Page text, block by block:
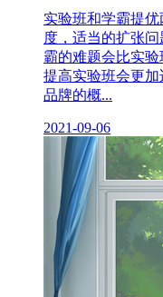
实验班和学霸提
度，适当的扩张
霸的难题会比实
提高实验班会更
品牌的概...
2021-09-06